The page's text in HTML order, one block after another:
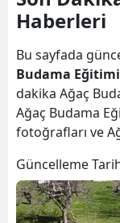
Haberleri
Bu sayfada
Budama Eğitimi
dakika Ağaç
Ağaç Budama
fotoğrafları ve
Güncelleme